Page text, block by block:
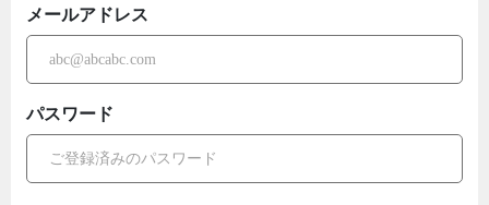
メールアドレス
パスワード